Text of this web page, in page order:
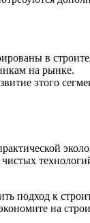
в
на рынке.
этого
чистых
подход к
на